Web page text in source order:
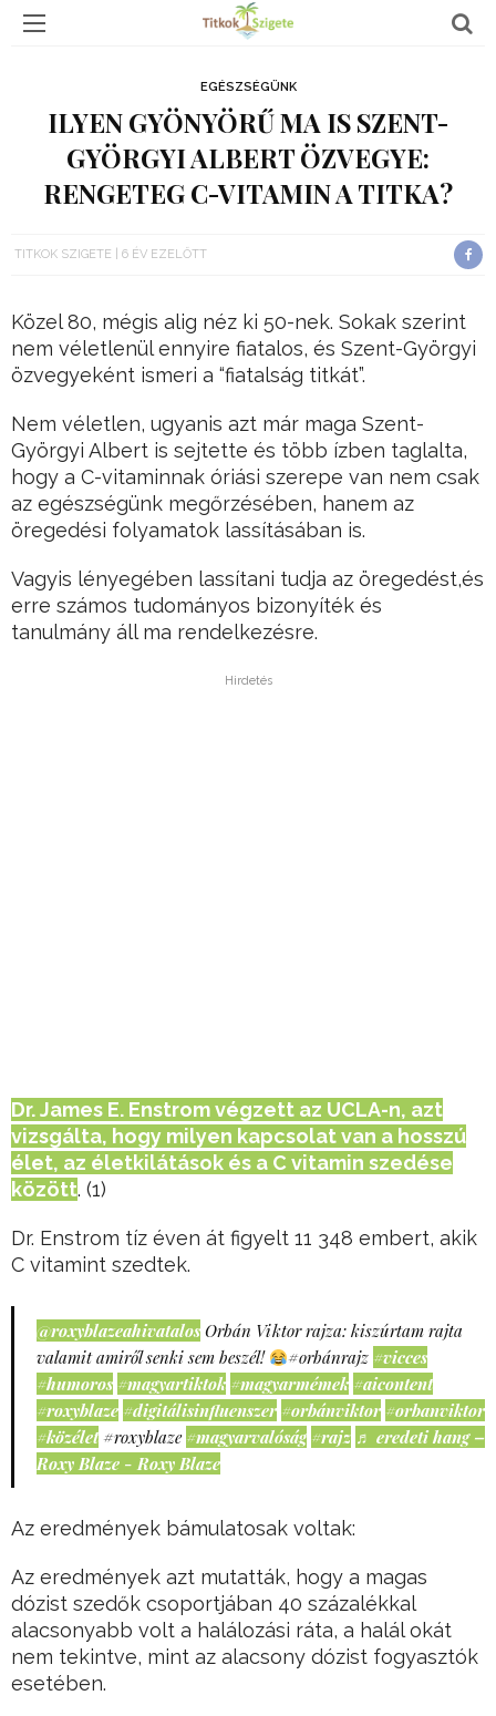
EGÉSZSÉGÜNK
ILYEN GYÖNYÖRŰ MA IS SZENT-
GYÖRGYI ALBERT ÖZVEGYE:
RENGETEG C-VITAMIN A TITKA?
TITKOK SZIGETE 6 ÉV EZELŐTT
Közel 80, mégis alig néz ki 50-nek. Sokak szerint
nem véletlenül ennyire fiatalos, és Szent-Györgyi
özvegyeként ismeri a “fiatalság titkát”.
Nem véletlen, ugyanis azt már maga Szent-
Györgyi Albert is sejtette és több ízben taglalta,
hogy a C-vitaminnak óriási szerepe van nem csak
az egészségünk megőrzésében, hanem az
öregedési folyamatok lassításában is.
Vagyis lényegében lassítani tudja az öregedést,és
erre számos tudományos bizonyíték és
tanulmány áll ma rendelkezésre.
Hirdetés
Dr. James E. Enstrom végzett az UCLA-n, azt
vizsgálta, hogy milyen kapcsolat van a hosszú
élet, az életkilátá­sok és a C vitamin szedése
között. (1)
Dr. Enstrom tíz éven át figyelt 11 348 embert, akik
C vitamint szedtek.
@roxyblazeahivatalos Orbán Viktor rajza: kiszúrtam rajta
valamit amiről senki sem beszél!
#orbánrajz #vicces
#humoros #magyartiktok #magyarmémek #aicontent
#roxyblaze #digitálisinfluenszer #orbánviktor #orbanviktor
#közélet #roxyblaze #magyarvalóság #rajz ♬ eredeti hang –
Roxy Blaze - Roxy Blaze
Az eredmények bámulatosak voltak:
Az eredmények azt mutatták, hogy a magas
dózist szedők csoportjában 40 százalékkal
alacsonyabb volt a halálozási ráta, a halál okát
nem tekintve, mint az alacsony dózist fogyasztók
esetében.